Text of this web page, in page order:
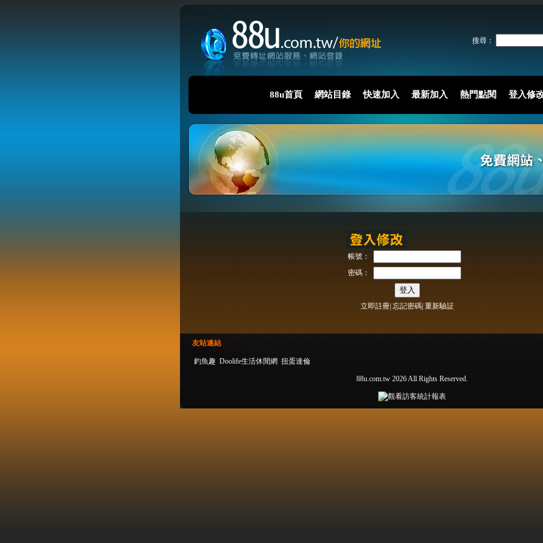
搜尋：
88u首頁 網站目錄 快速加入 最新加入 熱門點閱 登入修
帳號：
密碼：
立即註冊 忘記密碼 重新驗証
友站連結
釣魚趣 Doolife生活休閒網 扭蛋達倫
88u.com.tw 2026 All Rights Reserved.